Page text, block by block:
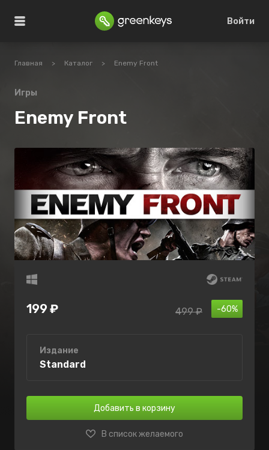
Войти
Главная > Каталог > Enemy Front
Игры
Enemy Front
199 ₽ -60%
499 ₽
Издание
Standard
Добавить в корзину
В список желаемого